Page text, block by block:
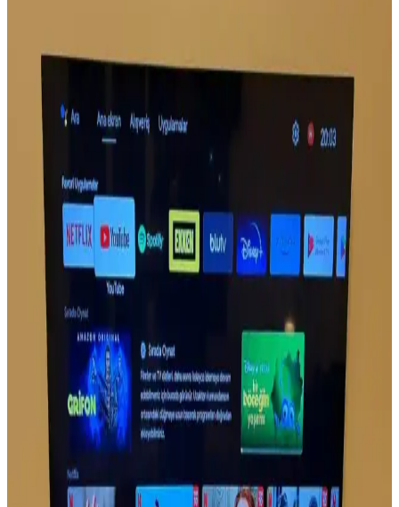
İki Grundig televizyon modeli detaylı karşılaştırmasıyla ekran
boyutu, görüntü teknolojisi ve kullanıcı memnuniyetine
Televizyon Kullanımını Kolaylaştıran Yeni Nesil TV
Klavyesi Özellikleri ve Avantajları
Televizyon kontrolünde devrim yaratan tv klavyesi, kablosuz
kullanım, pratiklik ve çok fonksiyonellik sunarak kullanıcı
deneyimini zenginleştiriyor.
Samsung The Frame: Estetik ve Fonksiyonelliği Bir
Arada Sunan Akıllı Televizyon
Samsung The Frame, şık tasarımı ve sanat modu özelliğiyle evinizde
estetik ve fonksiyonelliği bir araya getiriyor. 4K QLED
teknolojisiyle yüksek görüntü kalitesi sağlar.
Samsung 55DU7200 ve TCL 55C655 55 inç 4K
Ultra HD televizyon karşılaştırması
Samsung 55DU7200 ve TCL 55C655, 55 inç 4K televizyonlar
arasında görüntü ve ses kalitesi, teknolojik özellikler ve kullanıcı
deneyimleri açısından karşılaştırma yapılıyor.
Grundig Televizyon Kumandası Özellikleri ve